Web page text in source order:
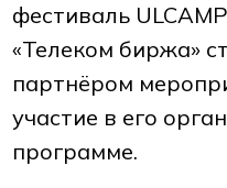
фестиваль
«Телеком биржа»
партнёром
участие в его
программе.